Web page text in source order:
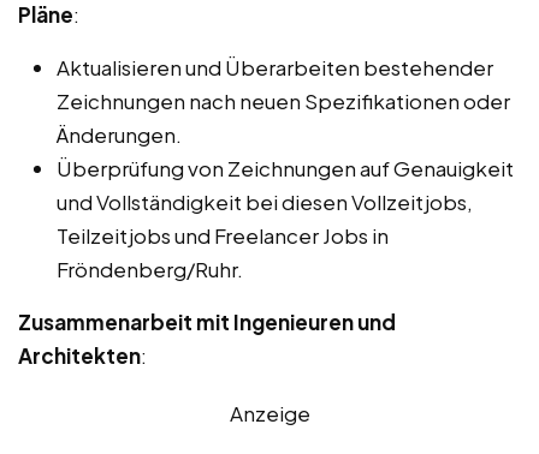
Pläne:
Aktualisieren und Überarbeiten bestehender
Zeichnungen nach neuen Spezifikationen oder
Änderungen.
Überprüfung von Zeichnungen auf Genauigkeit
und Vollständigkeit bei diesen Vollzeitjobs,
Teilzeitjobs und Freelancer Jobs in
Fröndenberg/Ruhr.
Zusammenarbeit mit Ingenieuren und
Architekten:
Anzeige